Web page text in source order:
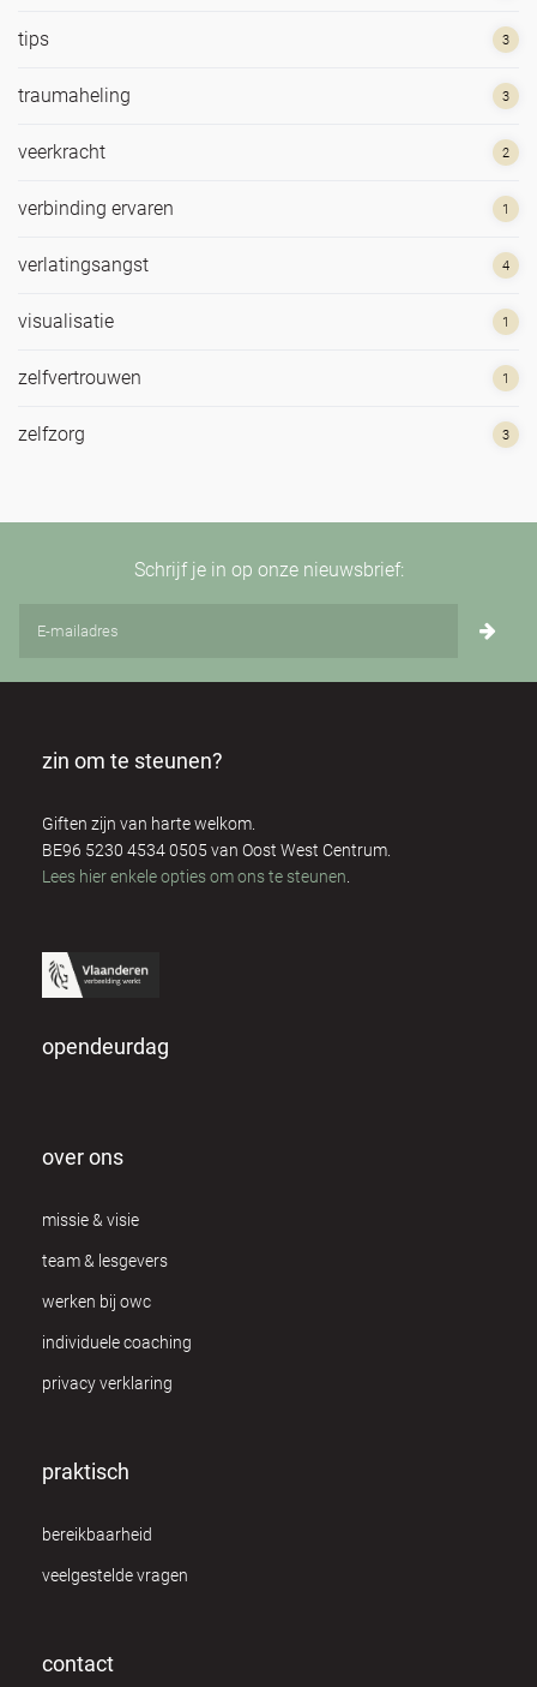
tips 3
traumaheling 3
veerkracht 2
verbinding ervaren 1
verlatingsangst 4
visualisatie 1
zelfvertrouwen 1
zelfzorg 3
Schrijf je in op onze nieuwsbrief:
zin om te steunen?
Giften zijn van harte welkom.
BE96 5230 4534 0505 van Oost West Centrum.
Lees hier enkele opties om ons te steunen
opendeurdag
over ons
missie & visie
team & lesgevers
werken bij owc
individuele coaching
privacy verklaring
praktisch
bereikbaarheid
veelgestelde vragen
contact